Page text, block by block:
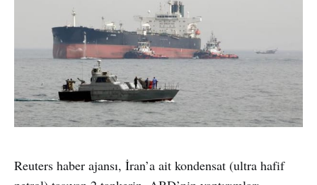
Reuters haber ajansı, İran’a ait kondensat (ultra hafif